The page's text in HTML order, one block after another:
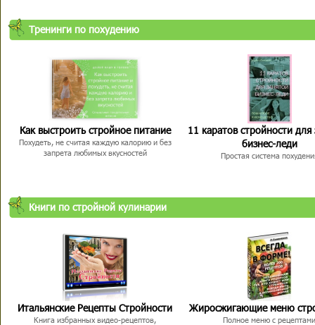
Тренинги по похудению
Как выстроить стройное питание
Похудеть, не считая каждую калорию и без
запрета любимых вкусностей
11 каратов стройности для
бизнес-леди
Простая система
Книги по стройной кулинарии
Итальянские Рецепты Стройности
Книга избранных видео-рецептов,
Жиросжигающие меню
Полное меню с рецептами